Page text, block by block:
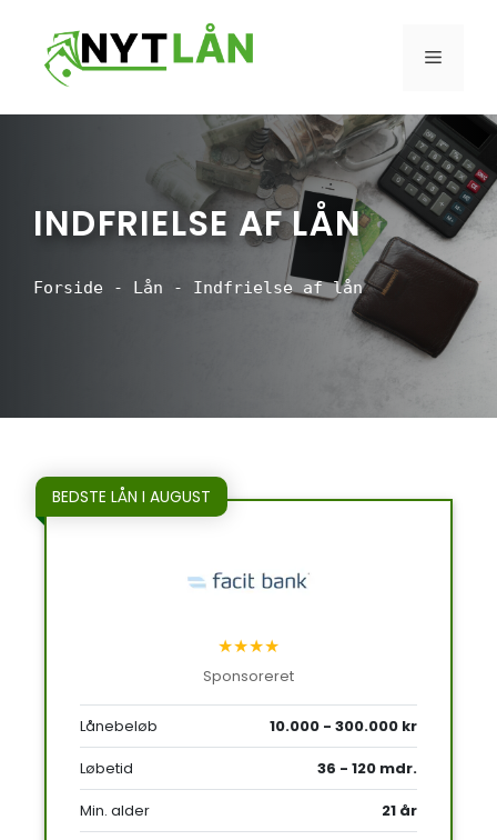
indhold
MENU
INDFRIELSE AF LÅN
Forside - Lån - Indfrielse af lån
BEDSTE LÅN I AUGUST
★★★★
Sponsoreret
Lånebeløb
10.000 - 300.000 kr
Løbetid
36 - 120 mdr.
Min. alder
21 år